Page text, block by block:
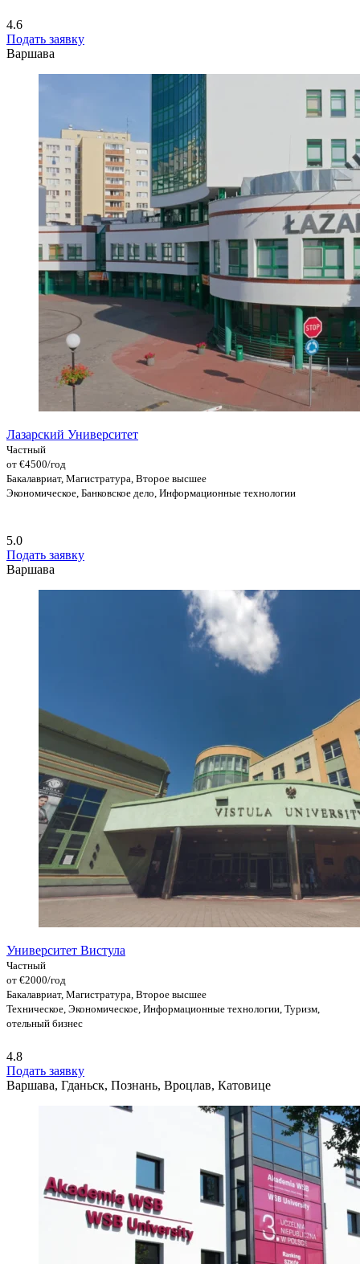
4.6
Подать заявку
Варшава
Лазарский Университет
Частный
от €4500/год
Бакалавриат, Магистратура, Второе высшее
Экономическое, Банковское дело, Информационные технологии
5.0
Подать заявку
Варшава
Университет Вистула
Частный
от €2000/год
Бакалавриат, Магистратура, Второе высшее
Техническое, Экономическое, Информационные технологии, Туризм,
отельный бизнес
4.8
Подать заявку
Варшава, Гданьск, Познань, Вроцлав, Катовице